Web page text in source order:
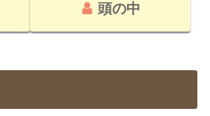
頭の中